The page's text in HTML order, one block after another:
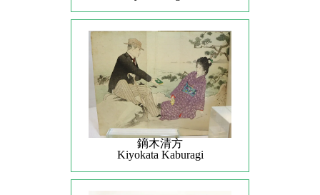
鏑木清方
Kiyokata Kaburagi